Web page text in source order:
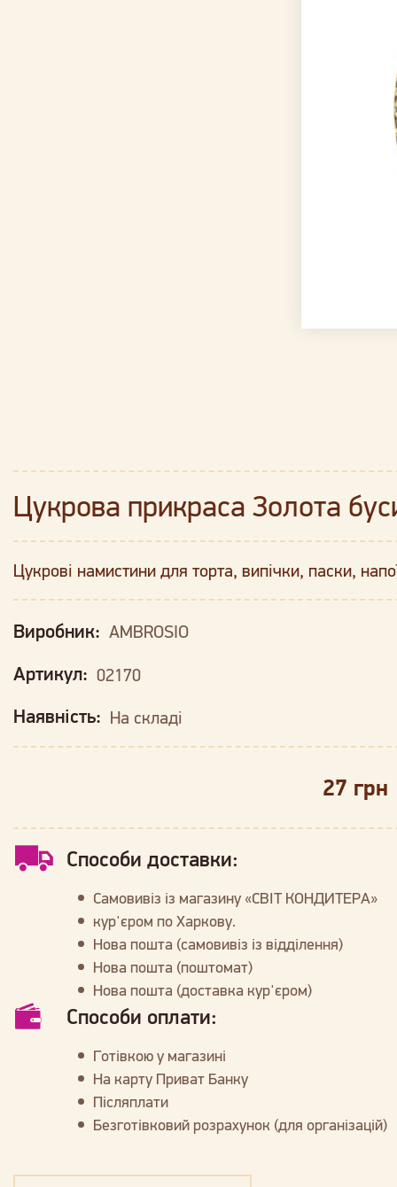
Цукрова прикраса Золота
Цукрові намистини для торта, випічки, паски,
Виробник: AMBROSIO
Артикул: 02170
Наявність: На складі
27 грн
Способи доставки:
Самовивіз із магазину «СВІТ КОНДИТЕРА»
кур'єром по Харкову.
Нова пошта (самовивіз із відділення)
Нова пошта (поштомат)
Нова пошта (доставка кур'єром)
Способи оплати:
Готівкою у магазині
На карту Приват Банку
Післяплати
Безготівковий розрахунок (для організацій)